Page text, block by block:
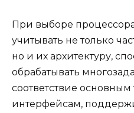
При выборе
учитывать не только
но и их архитектуру,
обрабатывать
соответствие
интерфейсам,